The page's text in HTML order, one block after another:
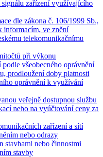
signálu zařízení využívajícího
dle zákona č. 106/1999 Sb.,
informacím, ve znění
telekomunikačnímu
při výkonu
všeobecného oprávnění
prodloužení doby platnosti
oprávnění k využívání
veřejně dostupnou službu
nebo na vyúčtování ceny za
zařízení a sítí
nebo odrazy
stavbami nebo činnostmi
stavby